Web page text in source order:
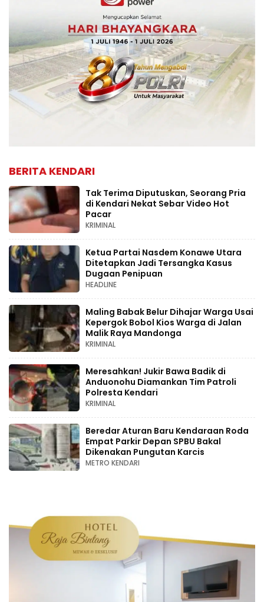
BERITA KENDARI
Tak Terima Diputuskan, Seorang Pria
di Kendari Nekat Sebar Video Hot
Pacar
KRIMINAL
Ketua Partai Nasdem Konawe Utara
Ditetapkan Jadi Tersangka Kasus
Dugaan Penipuan
HEADLINE
Maling Babak Belur Dihajar Warga Usai
Kepergok Bobol Kios Warga di Jalan
Malik Raya Mandonga
KRIMINAL
Meresahkan! Jukir Bawa Badik di
Anduonohu Diamankan Tim Patroli
Polresta Kendari
KRIMINAL
Beredar Aturan Baru Kendaraan Roda
Empat Parkir Depan SPBU Bakal
Dikenakan Pungutan Karcis
METRO KENDARI